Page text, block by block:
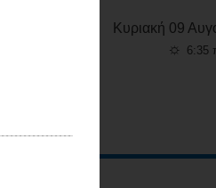
Κυριακή 09
☼ 6:35